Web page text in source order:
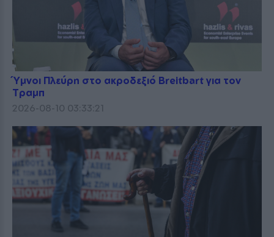
Ύμνοι Πλεύρη στο ακροδεξιό Breitbart για τον
Τραμπ
2026-08-10 03:33:21